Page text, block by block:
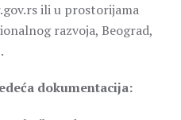
ili u prostorijama
razvoja, Beograd,
dokumentacija: